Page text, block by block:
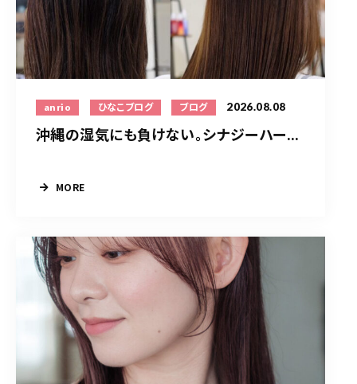
anrio ひなこブログ ブログ 2026.08.08
沖縄の湿気にも負けない。シナジーハー...
MORE